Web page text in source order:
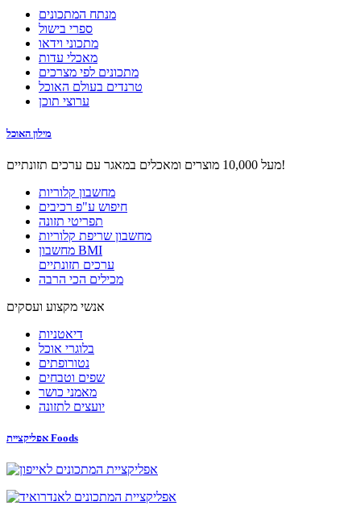
מנתח המתכונים
ספרי בישול
מתכוני וידאו
מאכלי עדות
מתכונים לפי מצרכים
טרנדים בעולם האוכל
ערוצי תוכן
מילון האוכל
מעל 10,000 מוצרים ומאכלים במאגר עם ערכים תזונתיים!
מחשבון קלוריות
חיפוש ע"פ רכיבים
תפריטי תזונה
מחשבון שריפת קלוריות
מחשבון BMI
ערכים תזונתיים
מכילים הכי הרבה
אנשי מקצוע ועסקים
דיאטניות
בלוגרי אוכל
נטורופתים
שפים וטבחים
מאמני כושר
יועצים לתזונה
אפליקציית Foods